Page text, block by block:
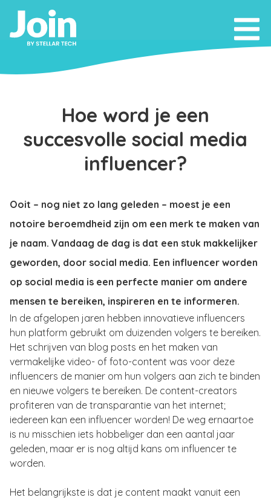
Hoe word je een
succesvolle social media
influencer?
Ooit – nog niet zo lang geleden – moest je een
notoire beroemdheid zijn om een merk te maken van
je naam. Vandaag de dag is dat een stuk makkelijker
geworden, door social media. Een influencer worden
op social media is een perfecte manier om andere
mensen te bereiken, inspireren en te informeren.
In de afgelopen jaren hebben innovatieve influencers
hun platform gebruikt om duizenden volgers te bereiken.
Het schrijven van blog posts en het maken van
vermakelijke video- of foto-content was voor deze
influencers de manier om hun volgers aan zich te binden
en nieuwe volgers te bereiken. De content-creators
profiteren van de transparantie van het internet;
iedereen kan een influencer worden! De weg ernaartoe
is nu misschien iets hobbeliger dan een aantal jaar
geleden, maar er is nog altijd kans om influencer te
worden.
Het belangrijkste is dat je content maakt vanuit een